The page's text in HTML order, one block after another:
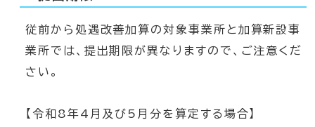
従前から処遇改善加算の対象事業所と加算新設事
業所では、提出期限が異なりますので、ご注意くだ
さい。
【令和8年4月及び5月分を算定する場合】